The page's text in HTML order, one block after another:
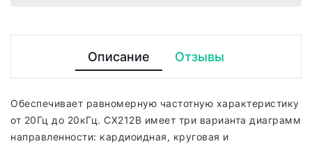
Описание Отзывы
Обеспечивает равномерную частотную характеристику
от 20Гц до 20кГц. CX212B имеет три варианта диаграмм
направленности: кардиоидная, круговая и